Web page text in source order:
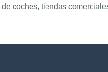
coches, tiendas